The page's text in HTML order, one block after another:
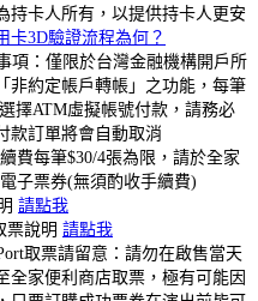
持卡人所有，以提供持卡人更安
卡3D驗證流程為何？
項：僅限於台灣金融機構開戶所
非約定帳戶轉帳」之功能，每筆
擇ATM虛擬帳號付款，請務必
款訂單將會自動取消
費每筆$30/4張為限，請於全家
子票券(無須酌收手續費)
請點我
票說明 請點我
取票請留意：請勿在啟售當天
全家便利商店取票，極有可能因